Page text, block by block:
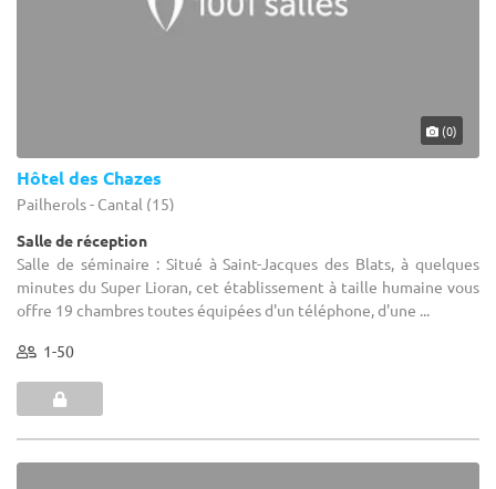
(0)
Hôtel des Chazes
Pailherols - Cantal (15)
Salle de réception
Salle de séminaire : Situé à Saint-Jacques des Blats, à quelques
minutes du Super Lioran, cet établissement à taille humaine vous
offre 19 chambres toutes équipées d'un téléphone, d'une ...
1-50